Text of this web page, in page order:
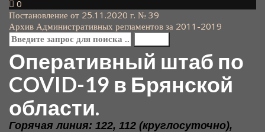
0
Навигация
по
записям
Постановление от 25.11.2020 г. № 39
Архив Административных регламентов за 2011-2019
Оперативный штаб по
COVID-19 в Брянской
области.
Горячая линия: 122, 112 (круглосуточно),